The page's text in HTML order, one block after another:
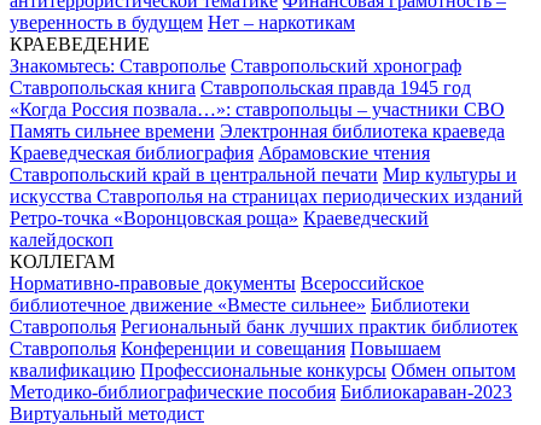
уверенность в будущем Нет – наркотикам
КРАЕВЕДЕНИЕ
Знакомьтесь: Ставрополье Ставропольский хронограф
Ставропольская книга Ставропольская правда 1945 год
«Когда Россия позвала…»: ставропольцы – участники СВО
Память сильнее времени Электронная библиотека краеведа
Краеведческая библиография Абрамовские чтения
Ставропольский край в центральной печати Мир культуры и
искусства Ставрополья на страницах периодических изданий
Ретро-точка «Воронцовская роща» Краеведческий
калейдоскоп
КОЛЛЕГАМ
Нормативно-правовые документы Всероссийское
библиотечное движение «Вместе сильнее» Библиотеки
Ставрополья Региональный банк лучших практик библиотек
Ставрополья Конференции и совещания Повышаем
квалификацию Профессиональные конкурсы Обмен опытом
Методико-библиографические пособия Библиокараван-2023
Виртуальный методист